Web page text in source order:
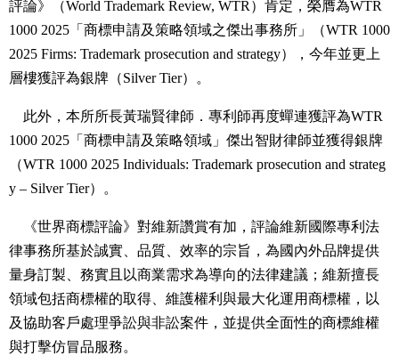
評論》（World Trademark Review, WTR）肯定，榮膺為WTR
1000 2025「商標申請及策略領域之傑出事務所」（WTR 1000
2025 Firms: Trademark prosecution and strategy），今年並更上
層樓獲評為銀牌（Silver Tier）。
此外，本所所長黃瑞賢律師．專利師再度蟬連獲評為WTR
1000 2025「商標申請及策略領域」傑出智財律師並獲得銀牌
（WTR 1000 2025 Individuals: Trademark prosecution and strateg
y – Silver Tier）。
《世界商標評論》對維新讚賞有加，評論維新國際專利法
律事務所基於誠實、品質、效率的宗旨，為國內外品牌提供
量身訂製、務實且以商業需求為導向的法律建議；維新擅長
領域包括商標權的取得、維護權利與最大化運用商標權，以
及協助客戶處理爭訟與非訟案件，並提供全面性的商標維權
與打擊仿冒品服務。